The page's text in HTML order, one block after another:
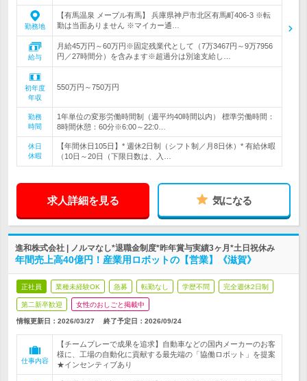
勤務地
【有馬温泉 メープル有馬】 兵庫県神戸市北区有馬町406-3 ※転
勤は当面ありません ※マイカー通…
給与
月給45万円～60万円※固定残業代として（7万3467円～9万7956
円／27時間分）を含みます※超過分は別途支給し…
初年度
年収
550万円～750万円
勤務
時間
1年単位の変形労働時間制（週平均40時間以内） 標準労働時間：
8時間休憩：60分※6:00～22:0…
休日
休暇
【年間休日105日】* 週休2日制（シフト制／月8日休）* 有給休暇
（10日～20日（下限日数は、入…
求人詳細を見る 気になる
進和株式会社 | ノルマなし*退職金制度*昨年賞与実績3ヶ月*土日祝休み
年間売上高40億円！産業用ロボットの【営業】《滋賀》
正社員 業種未経験OK 急募 転勤なし 学歴不問 完全週休2日制
第二新卒歓迎 女性のおしごと掲載中
情報更新日：2026/03/27 終了予定日： 2026/09/24
仕事内容
【チームプレーで成果を追求】自動車などの国内メーカーのお客
様に、工場の自動化に貢献する最先端の「協働ロボット」を提案
★インセンティブあり